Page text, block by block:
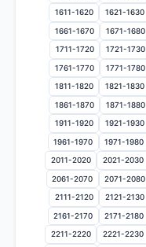
1611-1620 1621-1630
1661-1670 1671-1680
1711-1720 1721-1730
1761-1770 1771-1780
1811-1820 1821-1830
1861-1870 1871-1880
1911-1920 1921-1930
1961-1970 1971-1980
2011-2020 2021-2030
2061-2070 2071-2080
2111-2120 2121-2130
2161-2170 2171-2180
2211-2220 2221-2230